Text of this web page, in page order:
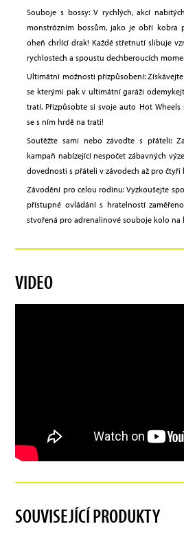
Souboje s bossy: V rychlých, akcí
monstrózním bossům, jako je obří kobra
oheň chrlící drak! Každé střetnutí slibuje
rychlostech a spoustu dechberoucích
Ultimátní možnosti přizpůsobení:
se kterými pak v ultimátní garáži
tratí. Přizpůsobte si svoje auto Hot
se s ním hrdě na trati!
Soutěžte sami nebo závoďte s přáteli:
kampaň nabízející nespočet zábavných
dovednosti s přáteli v závodech až pro čtyři
Závodění pro celou rodinu: Vyzkoušejte
přístupné ovládání s hratelností
stvořená pro adrenalinové souboje kolo na
VIDEO
SOUVISEJÍCÍ PRODUKTY